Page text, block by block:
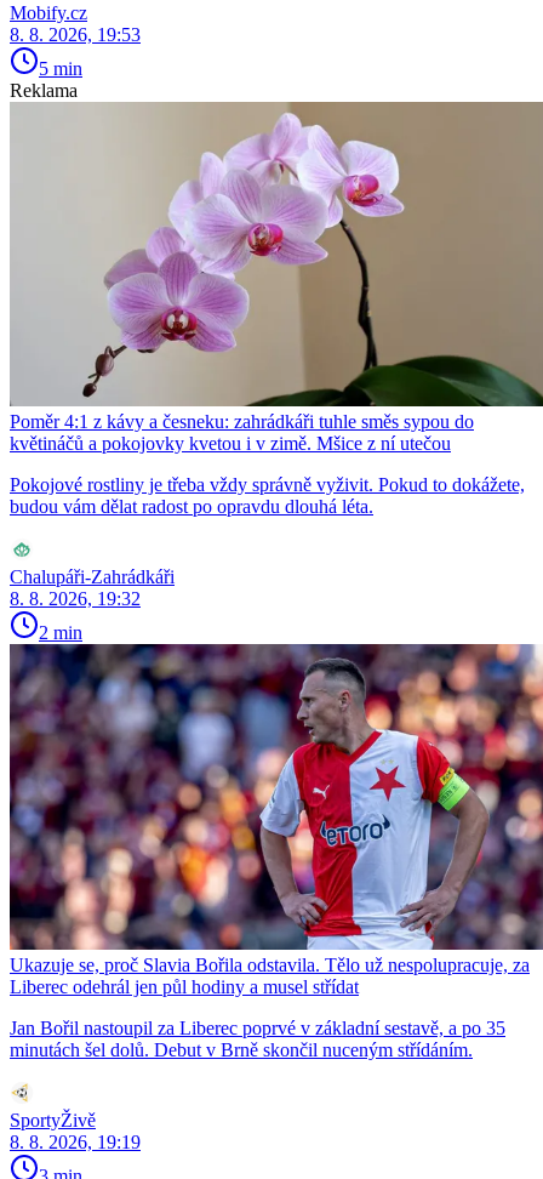
Mobify.cz
8. 8. 2026, 19:53
5 min
Reklama
Poměr 4:1 z kávy a česneku: zahrádkáři tuhle směs sypou do
květináčů a pokojovky kvetou i v zimě. Mšice z ní utečou
Pokojové rostliny je třeba vždy správně vyživit. Pokud to dokážete,
budou vám dělat radost po opravdu dlouhá léta.
Chalupáři-Zahrádkáři
8. 8. 2026, 19:32
2 min
Ukazuje se, proč Slavia Bořila odstavila. Tělo už nespolupracuje, za
Liberec odehrál jen půl hodiny a musel střídat
Jan Bořil nastoupil za Liberec poprvé v základní sestavě, a po 35
minutách šel dolů. Debut v Brně skončil nuceným střídáním.
SportyŽivě
8. 8. 2026, 19:19